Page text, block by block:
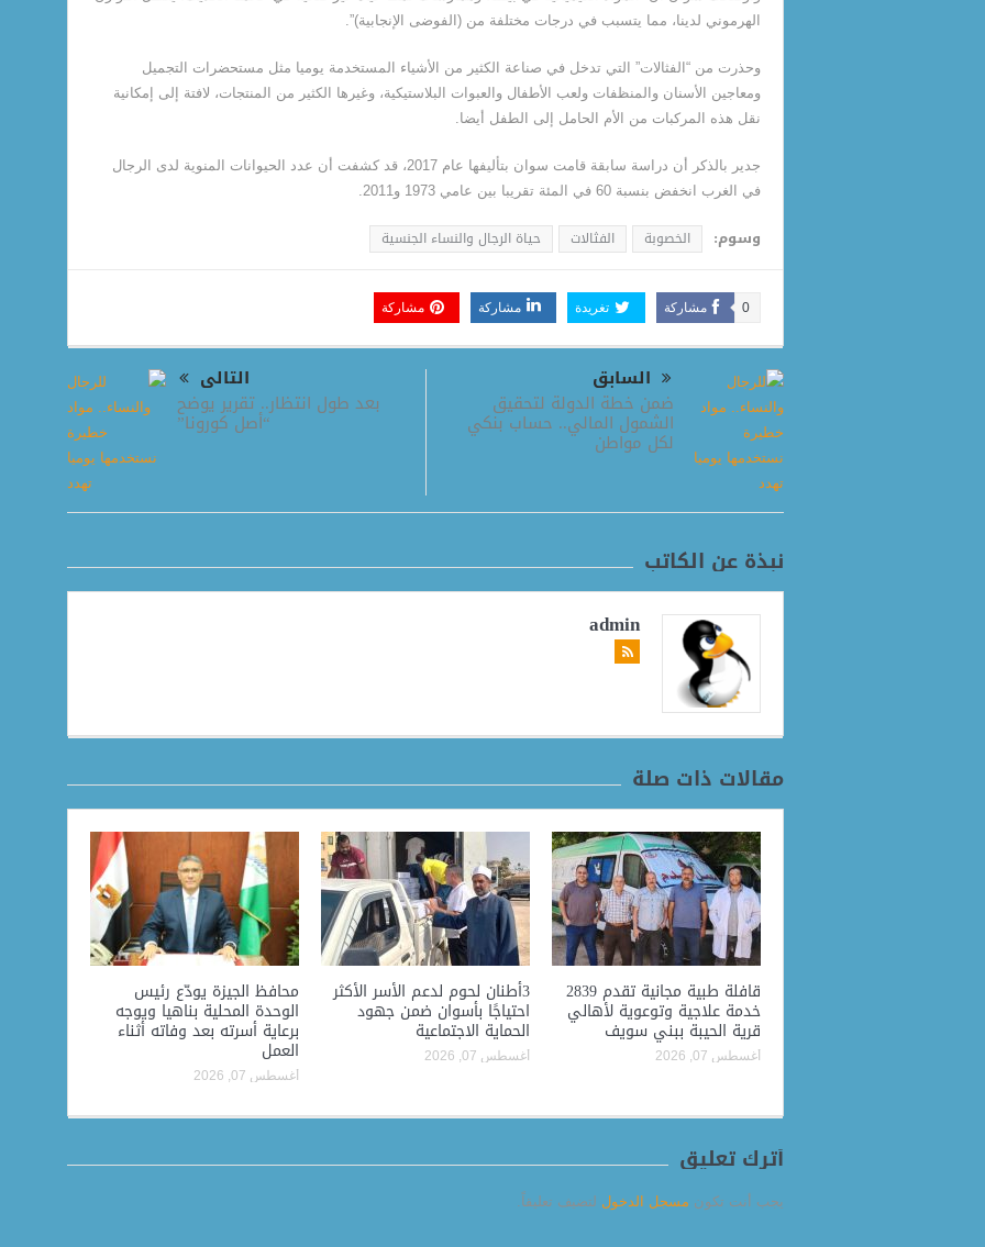
الهرموني لدينا، مما يتسبب في درجات مختلفة من (الفوضى الإنجابية)”.
وحذرت من “الفثالات” التي تدخل في صناعة الكثير من الأشياء المستخدمة يوميا مثل مستحضرات التجميل
ومعاجين الأسنان والمنظفات ولعب الأطفال والعبوات البلاستيكية، وغيرها الكثير من المنتجات، لافتة إلى إمكانية
نقل هذه المركبات من الأم الحامل إلى الطفل أيضا.
جدير بالذكر أن دراسة سابقة قامت سوان بتأليفها عام 2017، قد كشفت أن عدد الحيوانات المنوية لدى الرجال
في الغرب انخفض بنسبة 60 في المئة تقريبا بين عامي 1973 و2011.
وسوم: الخصوبة الفثالات حياة الرجال والنساء الجنسية
مشاركة 0 تغريدة مشاركة مشاركة
السابق
ضمن خطة الدولة لتحقيق
الشمول المالي.. حساب بنكي
لكل مواطن
التالى
بعد طول انتظار.. تقرير يوضح
“أصل كورونا”
نبذة عن الكاتب
admin
مقالات ذات صلة
قافلة طبية مجانية تقدم 2839
خدمة علاجية وتوعوية لأهالي
قرية الحيبة ببني سويف
أغسطس 07, 2026
3أطنان لحوم لدعم الأسر الأكثر
احتياجًا بأسوان ضمن جهود
الحماية الاجتماعية
أغسطس 07, 2026
محافظ الجيزة يودّع رئيس
الوحدة المحلية بناهيا ويوجه
برعاية أسرته بعد وفاته أثناء
العمل
أغسطس 07, 2026
أترك تعليق
يجب أنت تكون مسجل الدخول لتضيف تعليقاً.